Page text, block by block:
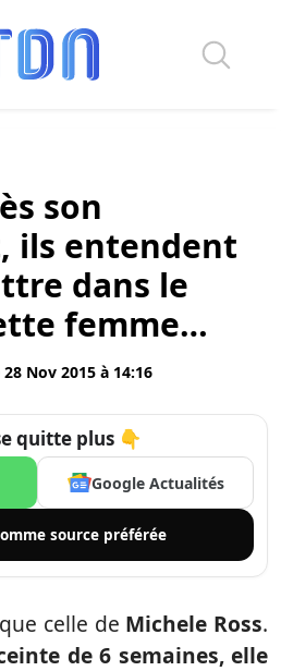
son
ils entendent
dans le
femme…
28 Nov 2015 à 14:16
quitte plus 👇
Google Actualités
source préférée
celle de Michele Ross.
de 6 semaines, elle